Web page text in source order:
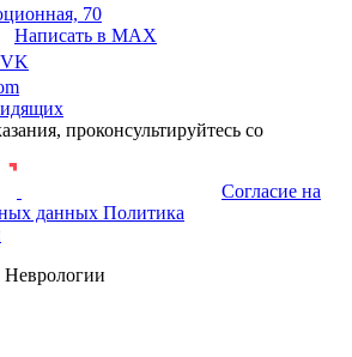
70
Написать в MAX
проконсультируйтесь со
Согласие на
данных Политика